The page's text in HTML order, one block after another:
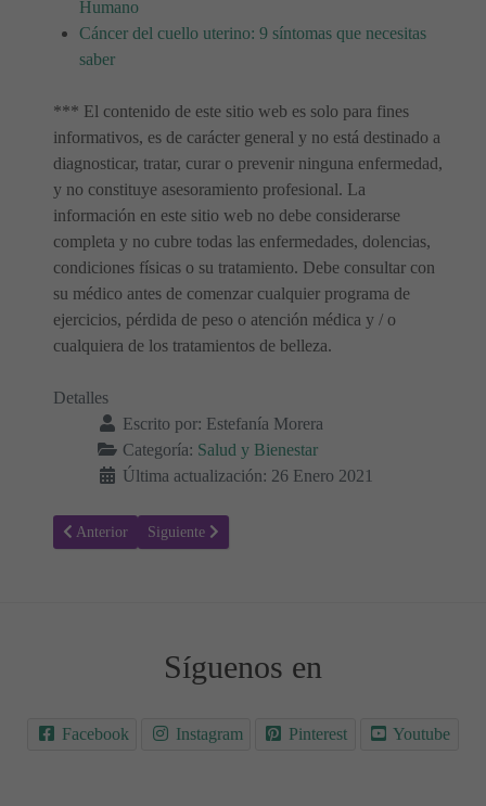
Humano
Cáncer del cuello uterino: 9 síntomas que necesitas
saber
*** El contenido de este sitio web es solo para fines
informativos, es de carácter general y no está destinado a
diagnosticar, tratar, curar o prevenir ninguna enfermedad,
y no constituye asesoramiento profesional. La
información en este sitio web no debe considerarse
completa y no cubre todas las enfermedades, dolencias,
condiciones físicas o su tratamiento. Debe consultar con
su médico antes de comenzar cualquier programa de
ejercicios, pérdida de peso o atención médica y / o
cualquiera de los tratamientos de belleza.
Detalles
Escrito por: Estefanía Morera
Categoría: Salud y Bienestar
Última actualización: 26 Enero 2021
Artículo anterior: ¿Cuáles son los músculos abdominales y qué
Anterior Artículo siguiente: Aprende a interpretar tus análisis de
Siguiente
Síguenos en
Facebook Instagram Pinterest Youtube